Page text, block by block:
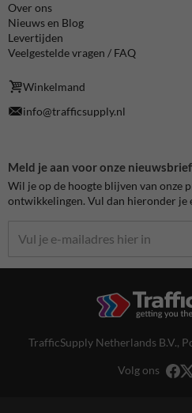
Over ons
Nieuws en Blog
Levertijden
Veelgestelde vragen / FAQ
Winkelmand
info@trafficsupply.nl
Meld je aan voor onze nieuwsbrief
Wil je op de hoogte blijven van onze
ontwikkelingen. Vul dan hieronder je
TrafficSupply Netherlands B.V.,
Volg ons